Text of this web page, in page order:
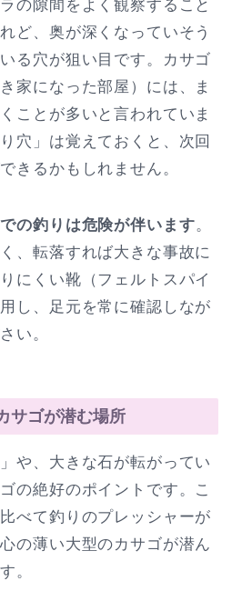
の隙間をよく観察すること
ど、奥が深くなっていそう
る穴が狙い目です。カサゴ
家になった部屋）には、ま
ことが多いと言われていま
穴」は覚えておくと、次回
きるかもしれません。
の釣りは危険が伴います。
、転落すれば大きな事故に
にくい靴（フェルトスパイ
し、足元を常に確認しなが
い。
サゴが潜む場所
や、大きな石が転がってい
の絶好のポイントです。こ
べて釣りのプレッシャーが
の薄い大型のカサゴが潜ん
。